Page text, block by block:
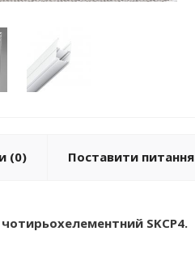
(0) Поставити питання
SKCP4.